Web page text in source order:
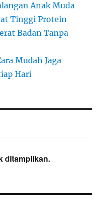
Anak Muda
Tinggi Protein
Badan Tanpa
Mudah Jaga
Hari
ditampilkan.